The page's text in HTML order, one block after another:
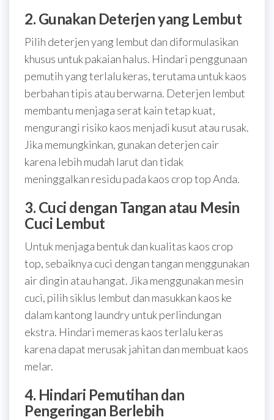
2. Gunakan Deterjen yang Lembut
Pilih deterjen yang lembut dan diformulasikan
khusus untuk pakaian halus. Hindari penggunaan
pemutih yang terlalu keras, terutama untuk kaos
berbahan tipis atau berwarna. Deterjen lembut
membantu menjaga serat kain tetap kuat,
mengurangi risiko kaos menjadi kusut atau rusak.
Jika memungkinkan, gunakan deterjen cair
karena lebih mudah larut dan tidak
meninggalkan residu pada kaos crop top Anda.
3. Cuci dengan Tangan atau Mesin
Cuci Lembut
Untuk menjaga bentuk dan kualitas kaos crop
top, sebaiknya cuci dengan tangan menggunakan
air dingin atau hangat. Jika menggunakan mesin
cuci, pilih siklus lembut dan masukkan kaos ke
dalam kantong laundry untuk perlindungan
ekstra. Hindari memeras kaos terlalu keras
karena dapat merusak jahitan dan membuat kaos
melar.
4. Hindari Pemutihan dan
Pengeringan Berlebih